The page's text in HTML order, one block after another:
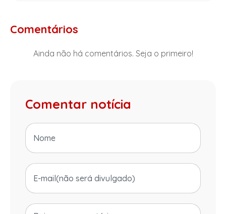
Comentários
Ainda não há comentários. Seja o primeiro!
Comentar notícia